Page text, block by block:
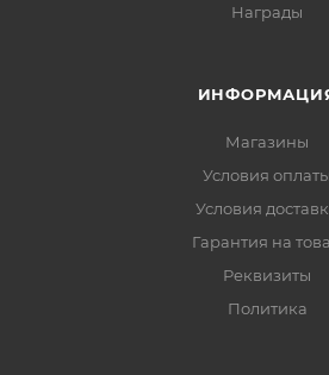
Награды
Магазины
Условия оплаты
Условия
Гарантия на
Реквизиты
Политика